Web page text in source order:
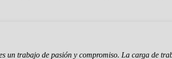
un trabajo de pasión y compromiso. La carga de